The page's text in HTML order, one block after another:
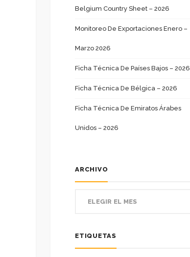
Belgium Country Sheet – 2026
Monitoreo De Exportaciones Enero –
Marzo 2026
Ficha Técnica De Países Bajos – 2026
Ficha Técnica De Bélgica – 2026
Ficha Técnica De Emiratos Árabes
Unidos – 2026
ARCHIVO
ETIQUETAS